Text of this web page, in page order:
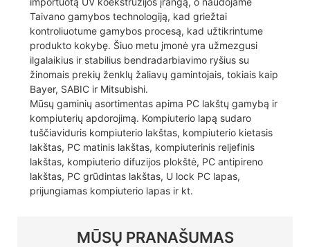
Taivano gamybos technologiją, kad griežtai
kontroliuotume gamybos procesą, kad užtikrintume
produkto kokybę. Šiuo metu įmonė yra užmezgusi
ilgalaikius ir stabilius bendradarbiavimo ryšius su
žinomais prekių ženklų žaliavų gamintojais, tokiais kaip
Bayer, SABIC ir Mitsubishi.
Mūsų gaminių asortimentas apima PC lakštų gamybą ir
kompiuterių apdorojimą. Kompiuterio lapą sudaro
tuščiaviduris kompiuterio lakštas, kompiuterio kietasis
lakštas, PC matinis lakštas, kompiuterinis reljefinis
lakštas, kompiuterio difuzijos plokštė, PC antipireno
lakštas, PC grūdintas lakštas, U lock PC lapas,
prijungiamas kompiuterio lapas ir kt.
MŪSŲ PRANAŠUMAS